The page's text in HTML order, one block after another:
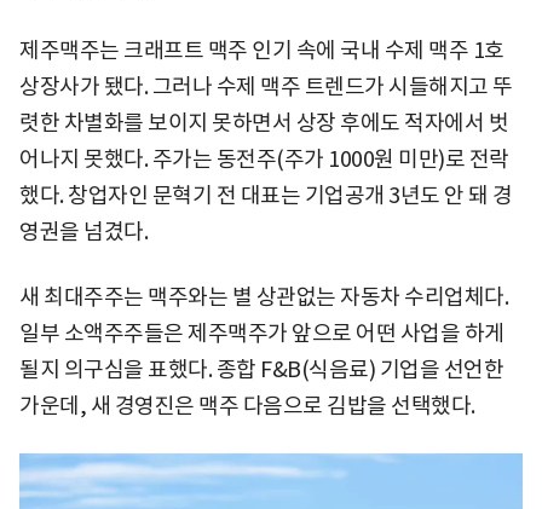
제주맥주는 크래프트 맥주 인기 속에 국내 수제 맥주 1호
상장사가 됐다. 그러나 수제 맥주 트렌드가 시들해지고 뚜
렷한 차별화를 보이지 못하면서 상장 후에도 적자에서 벗
어나지 못했다. 주가는 동전주(주가 1000원 미만)로 전락
했다. 창업자인 문혁기 전 대표는 기업공개 3년도 안 돼 경
영권을 넘겼다.
새 최대주주는 맥주와는 별 상관없는 자동차 수리업체다.
일부 소액주주들은 제주맥주가 앞으로 어떤 사업을 하게
될지 의구심을 표했다. 종합 F&B(식음료) 기업을 선언한
가운데, 새 경영진은 맥주 다음으로 김밥을 선택했다.